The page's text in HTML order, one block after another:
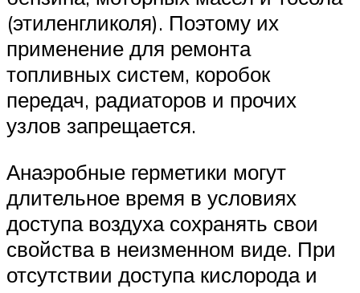
(этиленгликоля). Поэтому их
применение для ремонта
топливных систем, коробок
передач, радиаторов и прочих
узлов запрещается.
Анаэробные герметики могут
длительное время в условиях
доступа воздуха сохранять свои
свойства в неизменном виде. При
отсутствии доступа кислорода и